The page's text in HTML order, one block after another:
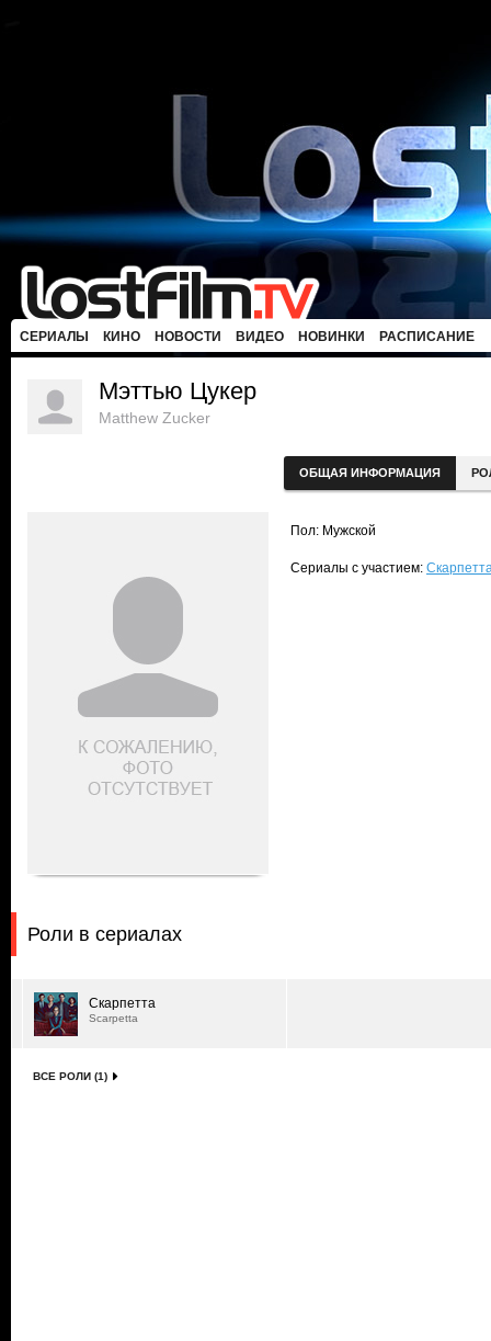
СЕРИАЛЫ КИНО НОВОСТИ ВИДЕО НОВИНКИ РАСПИСАНИЕ
Мэттью Цукер
Matthew Zucker
ОБЩАЯ ИНФОРМАЦИЯ
Пол: Мужской
Сериалы с участием:
Роли в сериалах
Скарпетта
Scarpetta
ВСЕ РОЛИ (1)